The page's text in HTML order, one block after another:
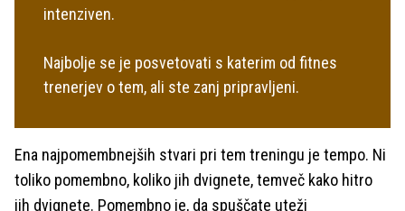
intenziven.
Najbolje se je posvetovati s katerim od fitnes
trenerjev o tem, ali ste zanj pripravljeni.
Ena najpomembnejših stvari pri tem treningu je tempo. Ni
toliko pomembno, koliko jih dvignete, temveč kako hitro
jih dvignete. Pomembno je, da spuščate uteži